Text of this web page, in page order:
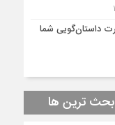
داستان‌گویی شما
بحث ترین ها